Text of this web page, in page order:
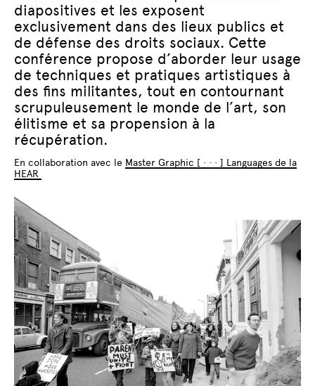
diapositives et les exposent
exclusivement dans des lieux publics et
de défense des droits sociaux. Cette
conférence propose d’aborder leur usage
de techniques et pratiques artistiques à
des fins militantes, tout en contournant
scrupuleusement le monde de l’art, son
élitisme et sa propension à la
récupération.
En collaboration avec le Master Graphic [ · · · ] Languages de la
HEAR